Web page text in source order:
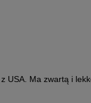
z USA. Ma zwartą i